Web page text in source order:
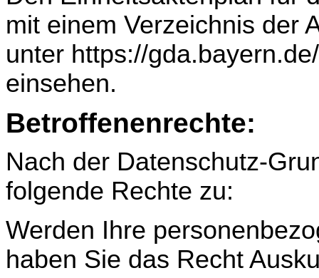
mit einem Verzeichnis der
unter https://
einsehen.
Betroffenenrechte:
Nach der Datenschutz-
folgende Rechte zu:
Werden Ihre
haben Sie das Recht